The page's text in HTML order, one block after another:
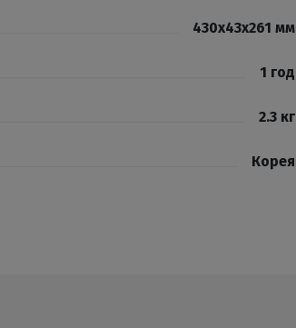
430x43x261 мм
1 год
2.3 кг
Корея